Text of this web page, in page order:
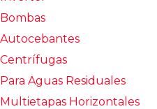
Bombas
Autocebantes
Centrífugas
Para Aguas Residuales
Multietapas Horizontales